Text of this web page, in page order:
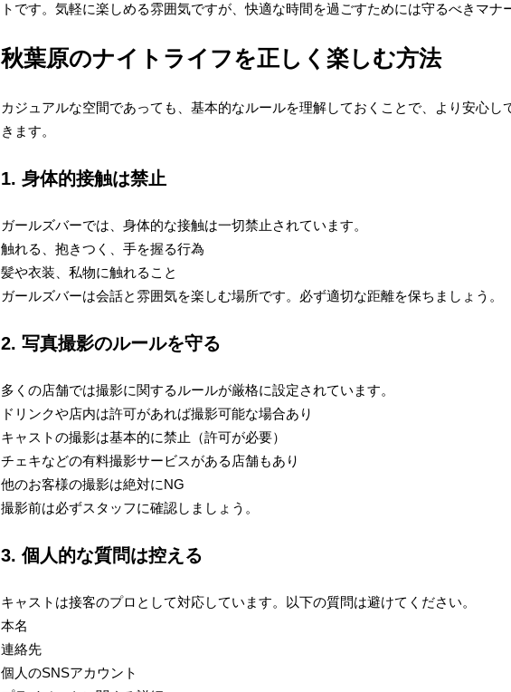
トです。気軽に楽しめる雰囲気ですが、快適な時間を過ごすためには守るべきマナ
秋葉原のナイトライフを正しく楽しむ方法
カジュアルな空間であっても、基本的なルールを理解しておくことで、より安心し
きます。
1. 身体的接触は禁止
ガールズバーでは、身体的な接触は一切禁止されています。
触れる、抱きつく、手を握る行為
髪や衣装、私物に触れること
ガールズバーは会話と雰囲気を楽しむ場所です。必ず適切な距離を保ちましょう。
2. 写真撮影のルールを守る
多くの店舗では撮影に関するルールが厳格に設定されています。
ドリンクや店内は許可があれば撮影可能な場合あり
キャストの撮影は基本的に禁止（許可が必要）
チェキなどの有料撮影サービスがある店舗もあり
他のお客様の撮影は絶対にNG
撮影前は必ずスタッフに確認しましょう。
3. 個人的な質問は控える
キャストは接客のプロとして対応しています。以下の質問は避けてください。
本名
連絡先
個人のSNSアカウント